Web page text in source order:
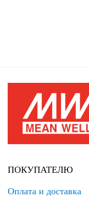
ПОКУПАТЕЛЮ
Оплата и доставка